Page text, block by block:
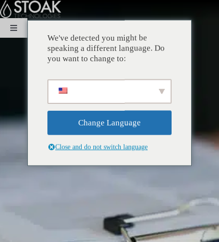
コ
ン
ン ナ
切
り
専門知識
ソリューション
We've detected you might be
speaking a different language. Do
you want to change to:
Change Language
Close and do not switch language